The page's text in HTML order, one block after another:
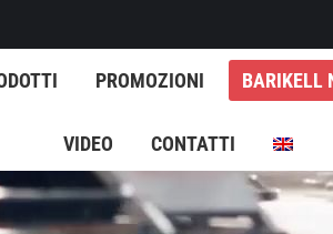
PROMOZIONI BARIKELL
VIDEO CONTATTI